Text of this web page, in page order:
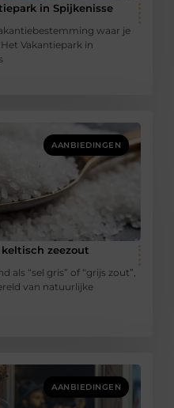
in Spijkenisse
waar je
Vakantiepark in
AANBIEDINGEN
zeezout
als “sel gris” of “grijs zout”,
van natuurlijke
AANBIEDINGEN